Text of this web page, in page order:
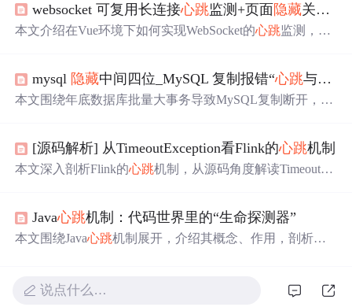
websocket 可复用长连接心跳监测+页面隐藏关闭页面显示重启websocket+断线重连
本文介绍在Vue环境下如何实现WebSocket的心跳监测，确
连接，以及如何在错误或关闭后进行智能重连。
mysql 隐藏中间四位_MySQL 复制报错“心跳与本地信息不兼容”-
本文围绕年底数据库批量大事务导致MySQL复制断开，报
为4G，大事务时位置超4G会溢出，导致心跳包中该值变小
而报错，并给出两种解决方法。
[源码解析] 从TimeoutException看Flink的心跳机制
本文深入剖析Flink的心跳机制，从源码角度解读TimeoutEx
Master与TaskExecutor之间的心跳监控流程。
Java心跳机制：代码世界里的“生命探测器”
本文围绕Java心跳机制展开，介绍其概念、作用，剖析原
明其在分布式系统和网络通信中的应用，还提及
心跳
机制
说点什么…